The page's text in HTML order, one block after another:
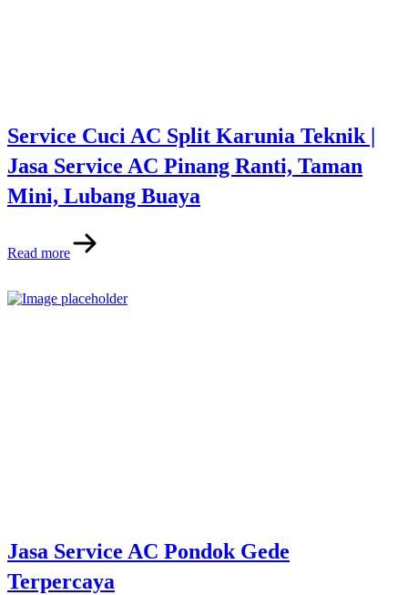
Service Cuci AC Split Karunia Teknik |
Jasa Service AC Pinang Ranti, Taman
Mini, Lubang Buaya
Read more
Jasa Service AC Pondok Gede
Terpercaya